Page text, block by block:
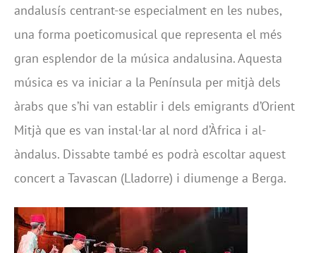
andalusís centrant-se especialment en les nubes,
una forma poeticomusical que representa el més
gran esplendor de la música andalusina. Aquesta
música es va iniciar a la Península per mitjà dels
àrabs que s’hi van establir i dels emigrants d’Orient
Mitjà que es van instal·lar al nord d’Àfrica i al-
àndalus. Dissabte també es podrà escoltar aquest
concert a Tavascan (Lladorre) i diumenge a Berga.